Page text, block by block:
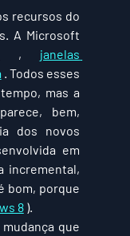
recursos do
A Microsoft
, janelas
. Todos esses
mas a
bem,
dos novos
em
incremental,
bom, porque
8 ).
que